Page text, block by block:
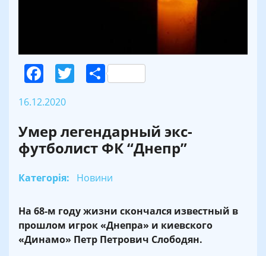
Facebook
Twitter
Поділитися
16.12.2020
Умер легендарный экс-
футболист ФК “Днепр”
Категорія: Новини
На 68-м году жизни скончался известный в
прошлом игрок «Днепра» и киевского
«Динамо» Петр Петрович Слободян.